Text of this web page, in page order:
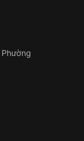
toán trực tiếp
suốt quá